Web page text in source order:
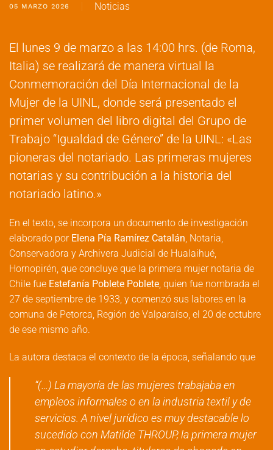
05 MARZO 2026 Noticias
El lunes 9 de marzo a las 14:00 hrs. (de Roma,
Italia) se realizará de manera virtual la
Conmemoración del Día Internacional de la
Mujer de la UINL, donde será presentado el
primer volumen del libro digital del Grupo de
Trabajo “Igualdad de Género” de la UINL: «Las
pioneras del notariado. Las primeras mujeres
notarias y su contribución a la historia del
notariado latino.»
En el texto, se incorpora un documento de investigación
elaborado por Elena Pía Ramírez Catalán, Notaria,
Conservadora y Archivera Judicial de Hualaihué,
Hornopirén, que concluye que la primera mujer notaria de
Chile fue Estefanía Poblete Poblete, quien fue nombrada el
27 de septiembre de 1933, y comenzó sus labores en la
comuna de Petorca, Región de Valparaíso, el 20 de octubre
de ese mismo año.
La autora destaca el contexto de la época, señalando que
“(…) La mayoría de las mujeres trabajaba en
empleos informales o en la industria textil y de
servicios. A nivel jurídico es muy destacable lo
sucedido con Matilde THROUP, la primera mujer